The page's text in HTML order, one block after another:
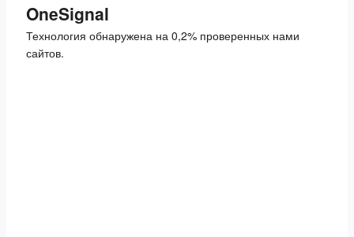
OneSignal
Технология обнаружена на 0,2% проверенных нами
сайтов.